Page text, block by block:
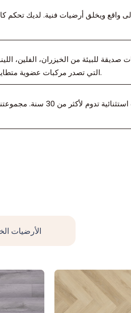
للبيئة من الخيزران، الفلين،
التي تصدر مركبات عضوية متطايرة أقل وتكون أفضل للبيئة.
نقدم لك أرضيات استثنائية
الأرضيات